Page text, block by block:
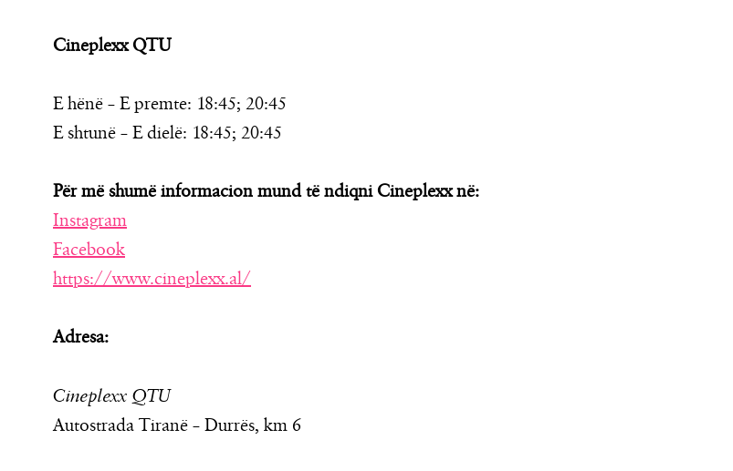
Cineplexx QTU
E hënë – E premte: 18:45; 20:45
E shtunë – E dielë: 18:45; 20:45
Për më shumë informacion mund të ndiqni Cineplexx në:
Instagram
Facebook
https://www.cineplexx.al/
Adresa:
Cineplexx QTU
Autostrada Tiranë – Durrës, km 6